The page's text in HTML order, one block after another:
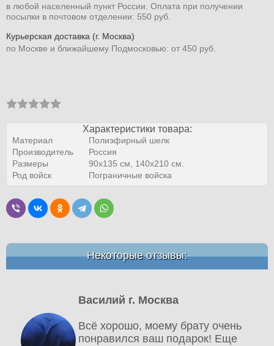
в любой населенный пункт России. Оплата при получении
посылки в почтовом отделении: 550 руб.
Курьерская доставка (г. Москва)
по Москве и ближайшему Подмосковью: от 450 руб.
Характеристики товара:
Материал
Полиэфирный шелк
Производитель
Россия
Размеры
90х135 см, 140х210 см.
Род войск
Пограничные войска
Некоторые отзывы:
Василий г. Москва
Всё хорошо, моему брату очень
понравился ваш подарок! Еще